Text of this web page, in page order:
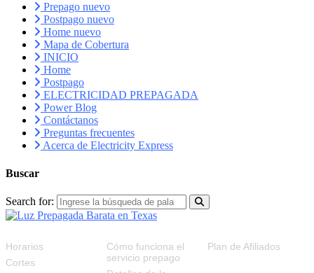
Prepago nuevo
Postpago nuevo
Home nuevo
Mapa de Cobertura
INICIO
Home
Postpago
ELECTRICIDAD PREPAGADA
Power Blog
Contáctanos
Preguntas frecuentes
Acerca de Electricity Express
Buscar
Search for:
Horarios
Cortes
Cómo funciona el
servicio prepago
Plan de Afiliados